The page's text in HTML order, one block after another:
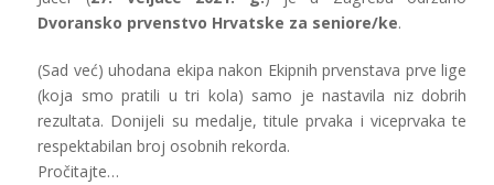
Dvoransko prvenstvo Hrvatske za seniore/ke.
(Sad već) uhodana ekipa nakon Ekipnih prvenstava prve lige
(koja smo pratili u tri kola) samo je nastavila niz dobrih
rezultata. Donijeli su medalje, titule prvaka i viceprvaka te
respektabilan broj osobnih rekorda.
Pročitajte…